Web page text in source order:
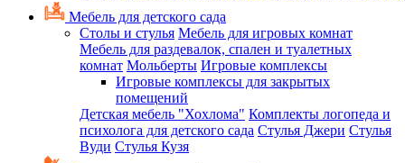
Мебель для детского сада
Столы и стулья Мебель для игровых комнат
Мебель для раздевалок, спален и туалетных
комнат Мольберты Игровые комплексы
Игровые комплексы для закрытых
помещений
Детская мебель "Хохлома" Комплекты логопеда и
психолога для детского сада Стулья Джери Стулья
Вуди Стулья Кузя